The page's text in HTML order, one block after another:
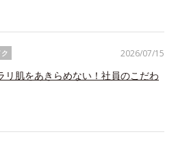
リ肌をあきらめない！社員のこだわ
2026/07/15